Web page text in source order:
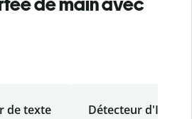
de texte Détecteur d'IA